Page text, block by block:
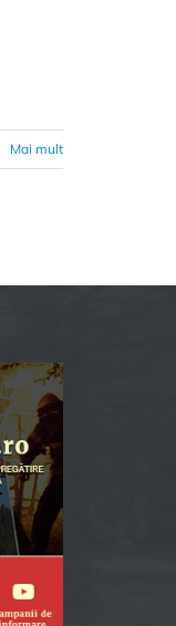
Mai mult